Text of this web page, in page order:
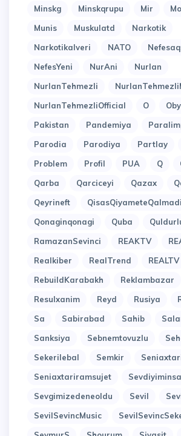
Minskg
Minskqrupu Mir
Munis
Muskulatd
Narkotik
Narkotikalveri
NATO
NefesYeni
NurAni
Nurlan
NurlanTehmezli
NurlanTehmezliOfficial
O
Pakistan
Pandemiya
Parodia
Parodiya Partlay
Problem
Profil PUA Q
Qarba
Qarciceyi Qazax
Qeyrineft
QisasQiyameteQalmadi
Qonaginqonagi
Quba
RamazanSevinci
REAKTV
Realkiber
RealTrend
REALTV
RebuildKarabakh
Reklambazar
Resulxanim
Reyd Rusiya
Sa
Sabirabad Sahib
Sanksiya
Sebnemtovuzlu
Sekerilebal
Semkir
Seniaxtariramsujet
Sevgimizedeneoldu
Sevil
SevilSevincMusic